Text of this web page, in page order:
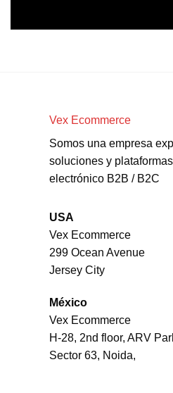
Vex Ecommerce
Somos una empresa
soluciones y
electrónico B2B / B2C
USA
Vex Ecommerce
299 Ocean Avenue
Jersey City
México
Vex Ecommerce
H-28, 2nd floor, ARV
Sector 63, Noida,